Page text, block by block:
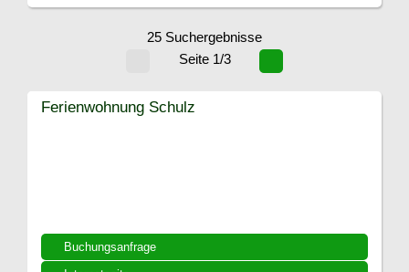
25 Suchergebnisse
Seite 1/3
Buchungsanfrage
Ferienwohnung Schulz